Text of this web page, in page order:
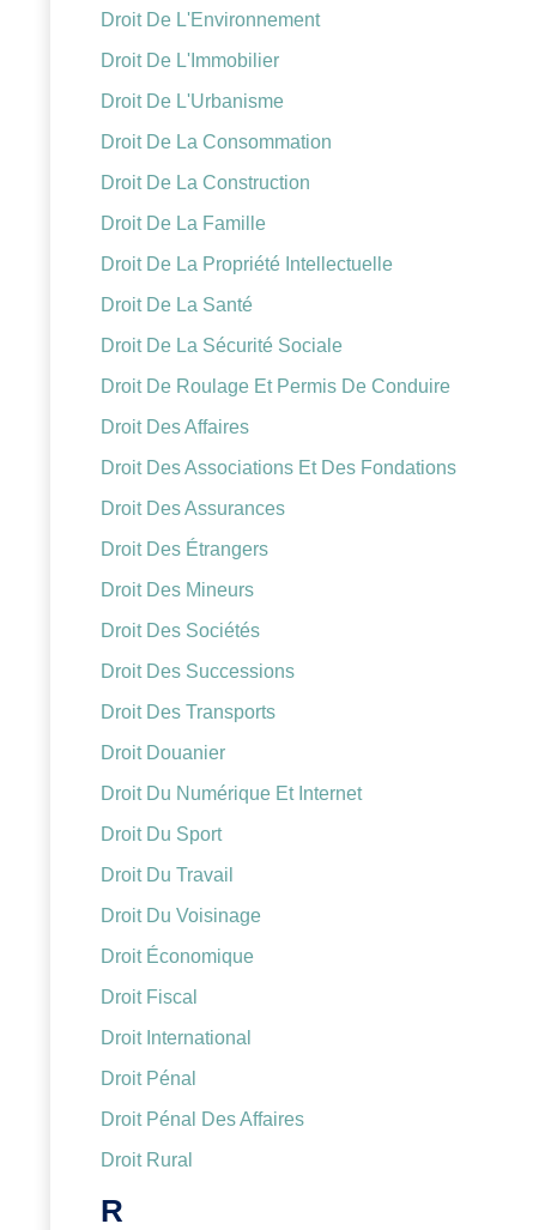
Droit De L'Environnement
Droit De L'Immobilier
Droit De L'Urbanisme
Droit De La Consommation
Droit De La Construction
Droit De La Famille
Droit De La Propriété Intellectuelle
Droit De La Santé
Droit De La Sécurité Sociale
Droit De Roulage Et Permis De Conduire
Droit Des Affaires
Droit Des Associations Et Des Fondations
Droit Des Assurances
Droit Des Étrangers
Droit Des Mineurs
Droit Des Sociétés
Droit Des Successions
Droit Des Transports
Droit Douanier
Droit Du Numérique Et Internet
Droit Du Sport
Droit Du Travail
Droit Du Voisinage
Droit Économique
Droit Fiscal
Droit International
Droit Pénal
Droit Pénal Des Affaires
Droit Rural
R